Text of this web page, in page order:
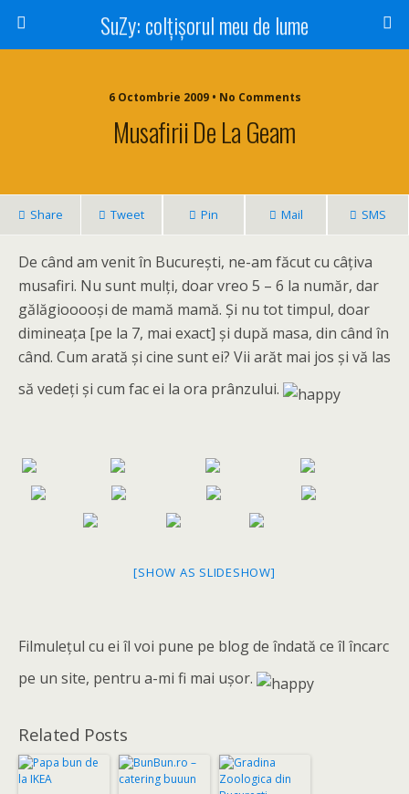
SuZy: colţişorul meu de lume
6 Octombrie 2009 • No Comments
Musafirii De La Geam
Share Tweet Pin Mail SMS
De când am venit în Bucureşti, ne-am făcut cu câţiva
musafiri. Nu sunt mulţi, doar vreo 5 – 6 la număr, dar
gălăgiooooşi de mamă mamă. Şi nu tot timpul, doar
dimineaţa [pe la 7, mai exact] şi după masa, din când în
când. Cum arată şi cine sunt ei? Vii arăt mai jos şi vă las
să vedeţi şi cum fac ei la ora prânzului.
[SHOW AS SLIDESHOW]
Filmuleţul cu ei îl voi pune pe blog de îndată ce îl încarc
pe un site, pentru a-mi fi mai uşor.
Related Posts